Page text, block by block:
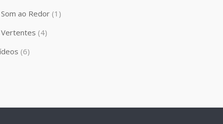
Som ao Redor(1)
Vertentes (4)
(6)